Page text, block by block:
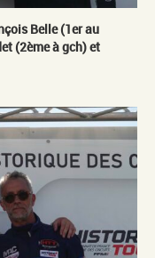
Belle (1er au
(2ème à gch) et